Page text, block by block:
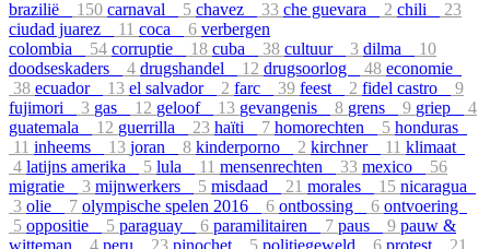
brazilië
150 carnaval 5 chavez 33 che guevara 2 chili
23
ciudad juarez
11 coca 6 verbergen
colombia
54 corruptie 18 cuba 38 cultuur 3 dilma
10
doodseskaders
4 drugshandel 12 drugsoorlog 48 economie
38 ecuador 13 el salvador 2 farc 39 feest 2 fidel castro
9
fujimori
3 gas 12 geloof 13 gevangenis 8 grens 9 griep
4
guatemala
12 guerrilla 23 haïti 7 homorechten 5 honduras
11 inheems 13 joran 8 kinderporno 2 kirchner 11 klimaat
4 latijns amerika 5 lula 11 mensenrechten 33 mexico
56
migratie
3 mijnwerkers 5 misdaad 21 morales 15 nicaragua
3 olie 7 olympische spelen 2016 6 ontbossing 6 ontvoering
5 oppositie 5 paraguay 6 paramilitairen 7 paus 9 pauw &
witteman
4 peru 23 pinochet 5 politiegeweld 6 protest
21